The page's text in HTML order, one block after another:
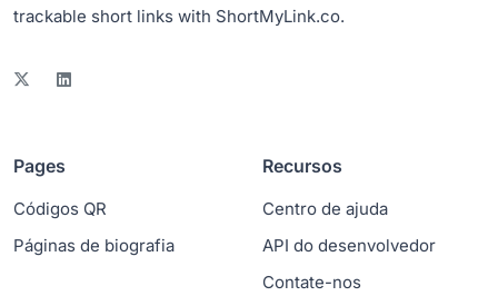
trackable short links with ShortMyLink.co.
Pages
Códigos QR
Páginas de biografia
Recursos
Centro de ajuda
API do desenvolvedor
Contate-nos